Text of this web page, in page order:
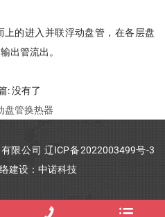
的进入并联浮动盘管，在各层盘
出管流出。
:没有了
盘管换热器
限公司 辽ICP备2022003499号-3
建设：中诺科技
 